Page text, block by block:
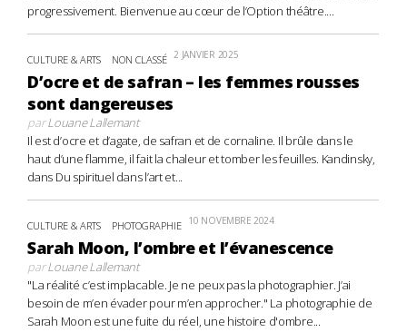
progressivement. Bienvenue au cœur de l’Option théâtre....
CULTURE & ARTS NON CLASSÉ 2 JANVIER 2025
D’ocre et de safran – les femmes rousses
sont dangereuses
parLouane Lallemant
Il est d’ocre et d’agate, de safran et de cornaline. Il brûle dans le
haut d’une flamme, il fait la chaleur et tomber les feuilles. Kandinsky,
dans Du spirituel dans l’art et...
CULTURE & ARTS PHOTOGRAPHIE 10 NOVEMBRE 2024
Sarah Moon, l’ombre et l’évanescence
parLouane Lallemant
"La réalité c’est implacable. Je ne peux pas la photographier. J’ai
besoin de m’en évader pour m’en approcher." La photographie de
Sarah Moon est une fuite du réel, une histoire d'ombre...